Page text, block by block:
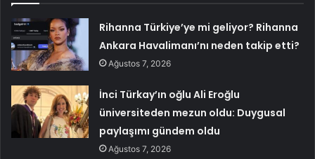
Rihanna Türkiye’ye mi geliyor? Rihanna
Ankara Havalimanı’nı neden takip etti?
Ağustos 7, 2026
İnci Türkay’ın oğlu Ali Eroğlu
üniversiteden mezun oldu: Duygusal
paylaşımı gündem oldu
Ağustos 7, 2026